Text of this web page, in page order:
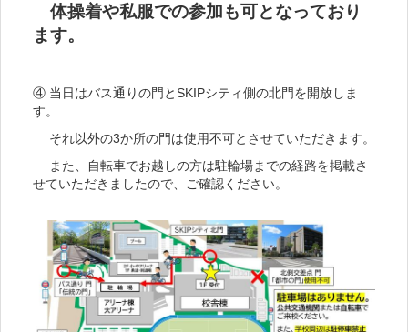
体操着や私服での参加も可となっており
ます。
④ 当日はバス通りの門とSKIPシティ側の北門を開放しま
す。
それ以外の3か所の門は使用不可とさせていただきます。
また、自転車でお越しの方は駐輪場までの経路を掲載さ
せていただきましたので、ご確認ください。